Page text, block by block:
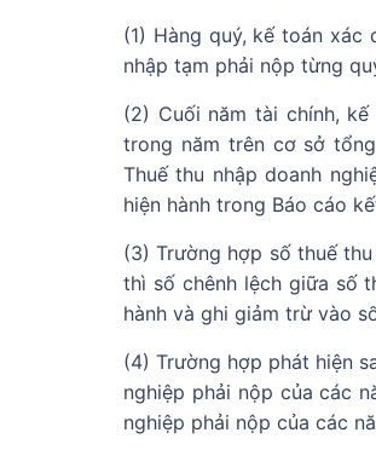
(1) Hàng quý, kế toán xác
nhập tạm phải nộp từng
(2) Cuối năm tài chính,
trong năm trên cơ sở
Thuế thu nhập doanh
hiện hành trong Báo cáo
(3) Trường hợp số thuế
thì số chênh lệch giữa số
hành và ghi giảm trừ vào
(4) Trường hợp phát hiện
nghiệp phải nộp của các
nghiệp phải nộp của các